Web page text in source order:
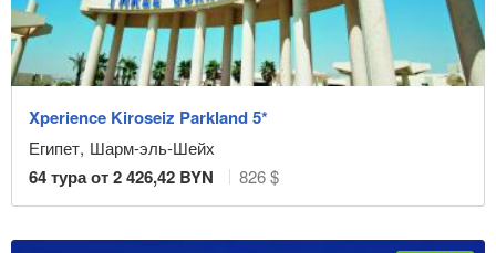
Тип питания
Xperience Kiroseiz Parkland 5*
Египет, Шарм-эль-Шейх
64тура от2 426,42 BYN 826 $